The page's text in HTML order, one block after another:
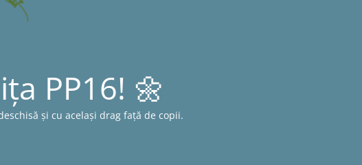
PP16! 🌼
și cu același drag față de copii.